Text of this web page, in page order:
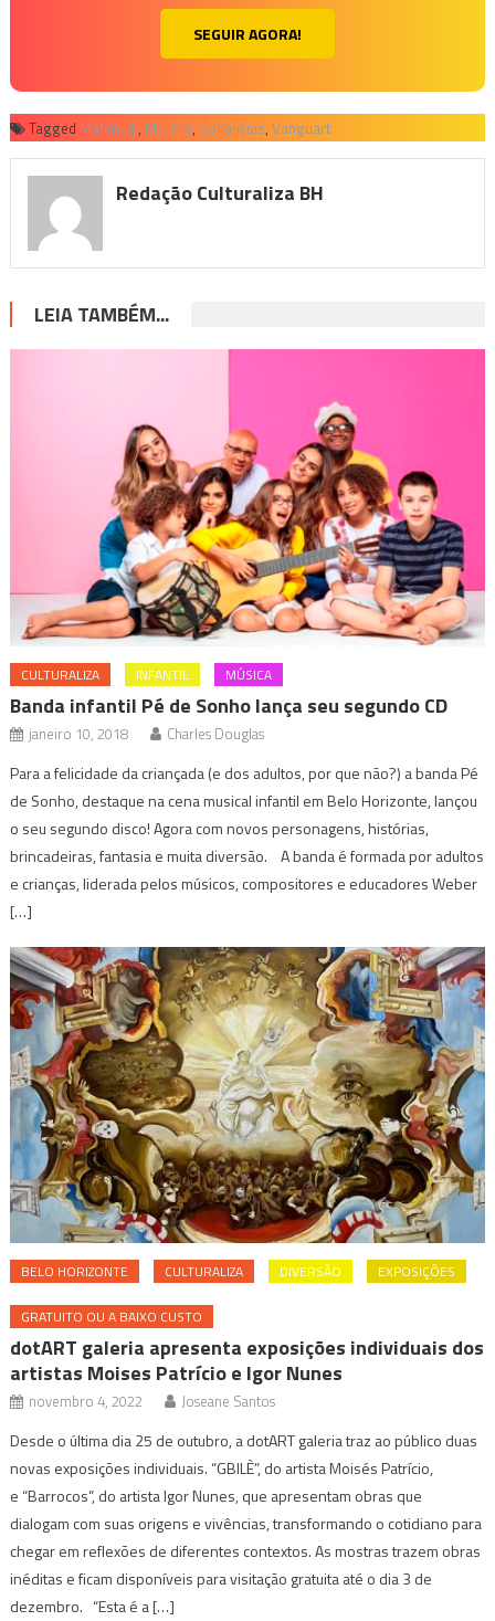
SEGUIR AGORA!
Tagged Mahmudi, MC Thá, Sonâncias, Vanguart
Redação Culturaliza BH
LEIA TAMBÉM...
CULTURALIZA INFANTIL MÚSICA
Banda infantil Pé de Sonho lança seu segundo CD
janeiro 10, 2018 Charles Douglas
Para a felicidade da criançada (e dos adultos, por que não?) a banda Pé
de Sonho, destaque na cena musical infantil em Belo Horizonte, lançou
o seu segundo disco! Agora com novos personagens, histórias,
brincadeiras, fantasia e muita diversão. A banda é formada por adultos
e crianças, liderada pelos músicos, compositores e educadores Weber
[…]
BELO HORIZONTE CULTURALIZA DIVERSÃO EXPOSIÇÕES
GRATUITO OU A BAIXO CUSTO
dotART galeria apresenta exposições individuais dos
artistas Moises Patrício e Igor Nunes
novembro 4, 2022 Joseane Santos
Desde o última dia 25 de outubro, a dotART galeria traz ao público duas
novas exposições individuais. “GBILÈ”, do artista Moisés Patrício,
e “Barrocos”, do artista Igor Nunes, que apresentam obras que
dialogam com suas origens e vivências, transformando o cotidiano para
chegar em reflexões de diferentes contextos. As mostras trazem obras
inéditas e ficam disponíveis para visitação gratuita até o dia 3 de
dezembro. “Esta é a […]